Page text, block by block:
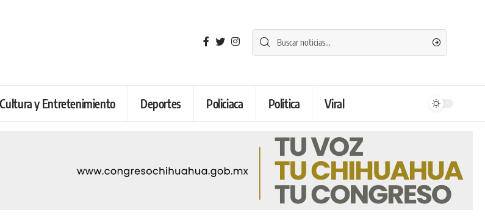
Cultura y Entretenimiento Deportes Policiaca Politica Viral